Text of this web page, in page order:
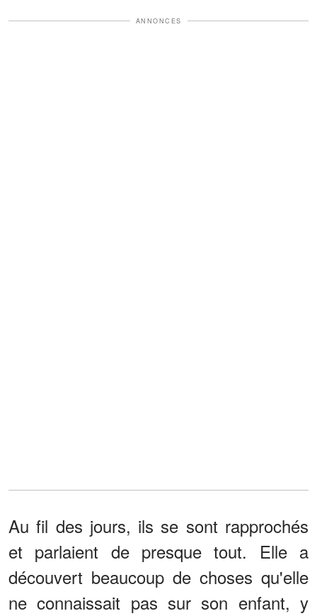
ANNONCES
Au fil des jours, ils se sont rapprochés
et parlaient de presque tout. Elle a
découvert beaucoup de choses qu'elle
ne connaissait pas sur son enfant, y